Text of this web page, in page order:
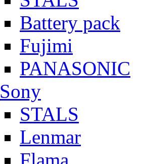
Battery pack
Fujimi
PANASONIC
Sony
STALS
Lenmar